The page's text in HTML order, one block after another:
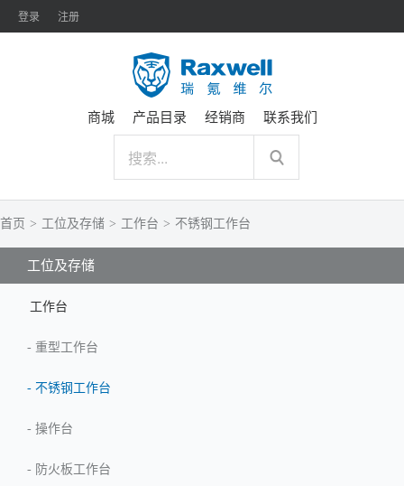
登录 注册
商城 产品目录 经销商 联系我们
首页 > 工位及存储 > 工作台 > 不锈钢工作台
工位及存储
工作台
- 重型工作台
- 不锈钢工作台
- 操作台
- 防火板工作台